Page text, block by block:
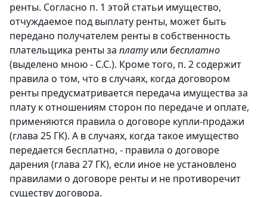
ренты. Согласно п. 1 этой статьи имущество,
отчуждаемое под выплату ренты, может быть
передано получателем ренты в собственность
плательщика ренты за платуили бесплатно
(выделено мною - С.С.). Кроме того, п. 2 содержит
правила о том, что в случаях, когда договором
ренты предусматривается передача имущества за
плату к отношениям сторон по передаче и оплате,
применяются правила о договоре купли-продажи
(глава 25 ГК). А в случаях, когда такое имущество
передается бесплатно, - правила о договоре
дарения (глава 27 ГК), если иное не установлено
правилами о договоре ренты и не противоречит
существу договора.